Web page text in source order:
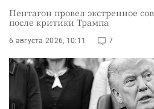
Пентагон провел экстренное
после критики Трампа
6 августа 2026, 10:11 7